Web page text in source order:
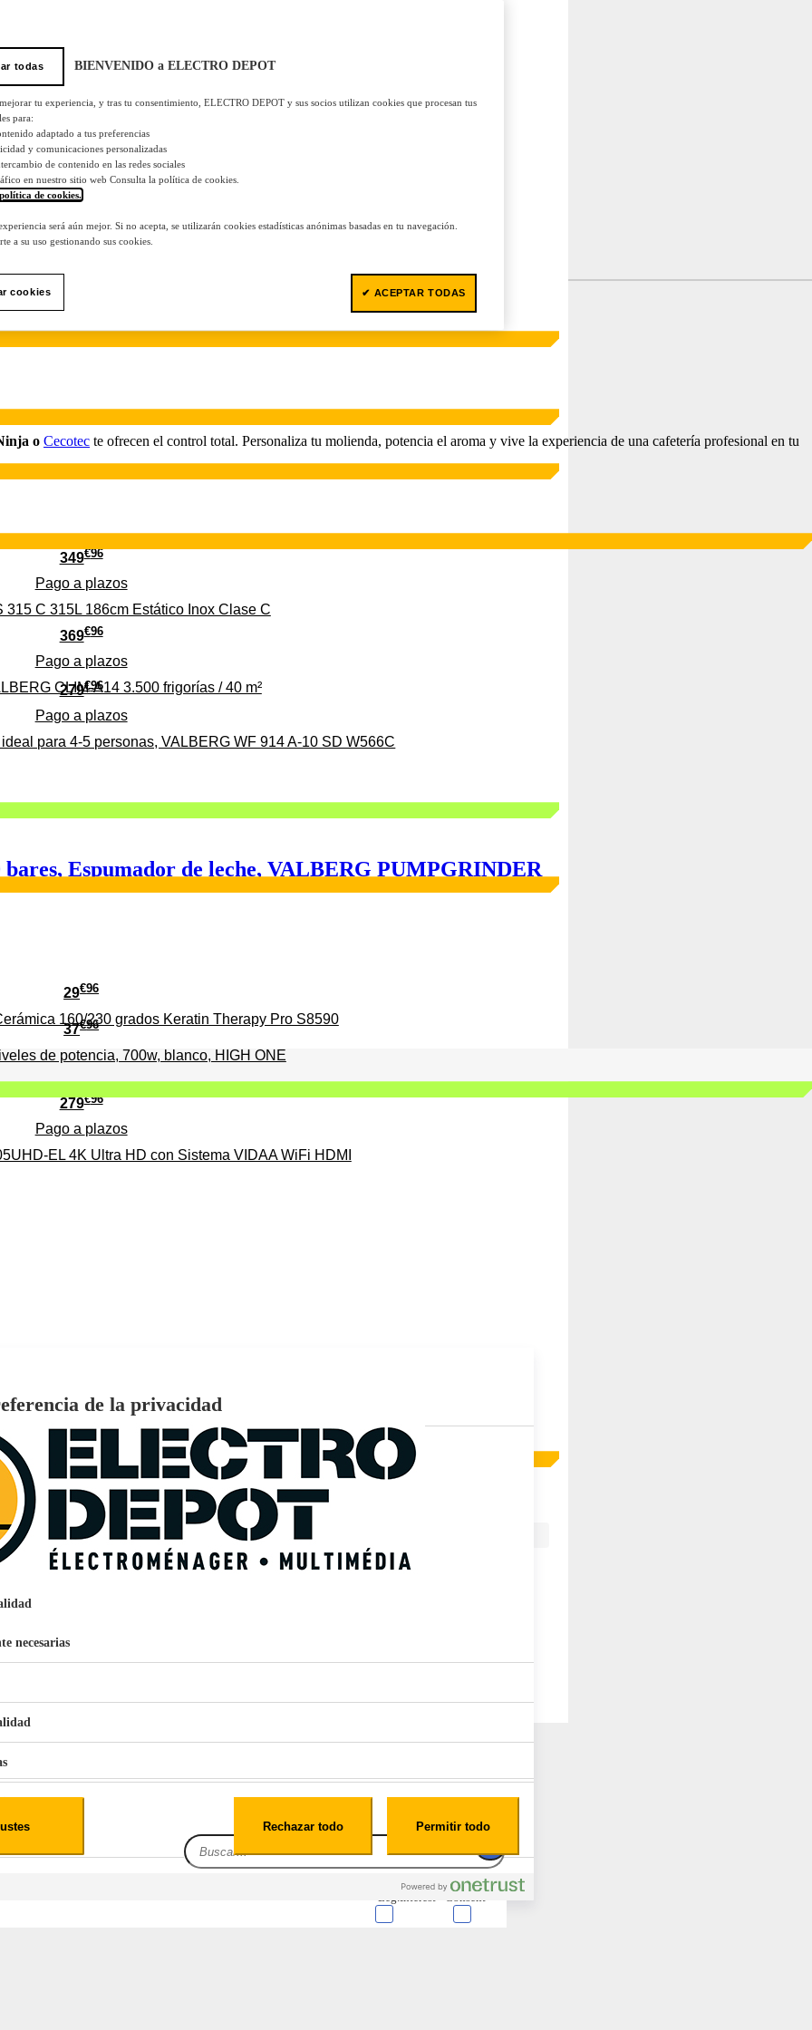
279€96
Pago a plazos
para 4-5 personas, VALBERG WF 914 A-10 SD W566C
349€96
Pago a plazos
315 C 315L 186cm Estático Inox Clase C
37€96
de potencia, 700w, blanco, HIGH ONE
369€96
Pago a plazos
CLIM-A14 3.500 frigorías / 40 m²
1,1L Limpia Sofás Alfombras Coche SP3
29€96
160/230 grados Keratin Therapy Pro S8590
279€96
Pago a plazos
EL 4K Ultra HD con Sistema VIDAA WiFi HDMI
159€ 96
Pago aplazos
EcoTank EPSON ET-2861
o Cecotec te ofrecen el control total. Personaliza tu molienda, potencia el aroma y vive la experiencia de una cafetería profesional en tu
Espumador de leche, VALBERG PUMPGRINDER
M1
ELEGANCE
todas BIENVENIDO a ELECTRO DEPOT
tu experiencia, y tras tu consentimiento, ELECTRO DEPOT y sus socios utilizan cookies que procesan tus
para:
adaptado a tus preferencias
y comunicaciones personalizadas
de contenido en las redes sociales
en nuestro sitio web Consulta la política de cookies.
de cookies.
será aún mejor. Si no acepta, se utilizarán cookies estadísticas anónimas basadas en tu navegación.
a su uso gestionando sus cookies.
cookies ✔ ACEPTAR TODAS
de la privacidad
necesarias
Consent
Leg.Interest
Rechazar todo Permitir todo